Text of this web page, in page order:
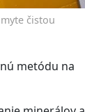
čistou
metódu na